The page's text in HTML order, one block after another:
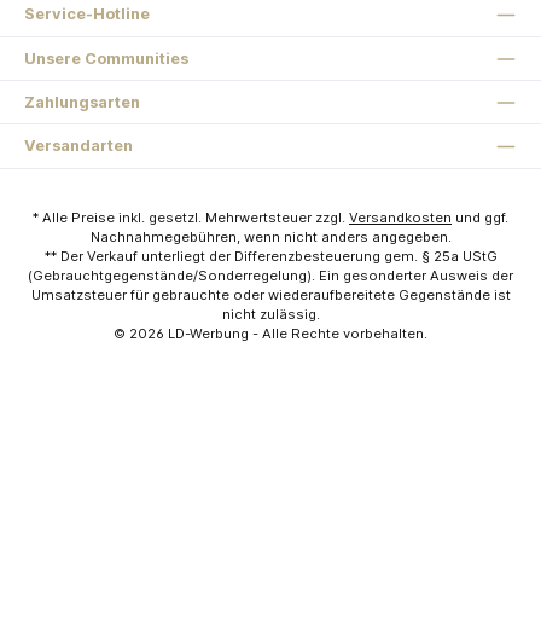
Service-Hotline
Unsere Communities
Zahlungsarten
Versandarten
* Alle Preise inkl. gesetzl. Mehrwertsteuer zzgl. Versandkosten und ggf.
Nachnahmegebühren, wenn nicht anders angegeben.
** Der Verkauf unterliegt der Differenzbesteuerung gem. § 25a UStG
(Gebrauchtgegenstände/Sonderregelung). Ein gesonderter Ausweis der
Umsatzsteuer für gebrauchte oder wiederaufbereitete Gegenstände ist
nicht zulässig.
© 2026 LD-Werbung - Alle Rechte vorbehalten.